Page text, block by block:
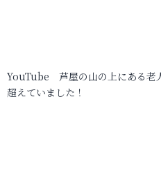
YouTube 芦屋の山の上にある老
超えていました！